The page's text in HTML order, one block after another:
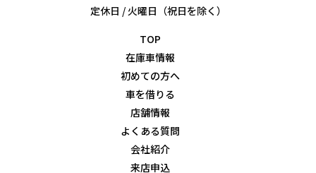
定休日 / 火曜日（祝日を除く）
TOP
在庫車情報
初めての方へ
車を借りる
店舗情報
よくある質問
会社紹介
来店申込